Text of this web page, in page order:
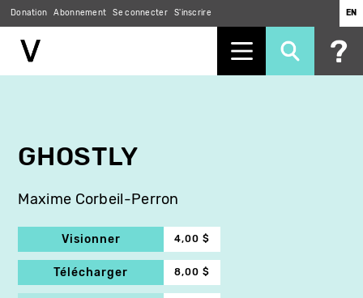
Donation Abonnement Se connecter S'inscrire EN
GHOSTLY
Maxime Corbeil-Perron
Visionner 4,00 $
Télécharger 8,00 $